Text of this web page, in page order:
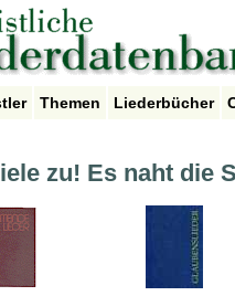
Themen Liederbücher
zu! Es naht die